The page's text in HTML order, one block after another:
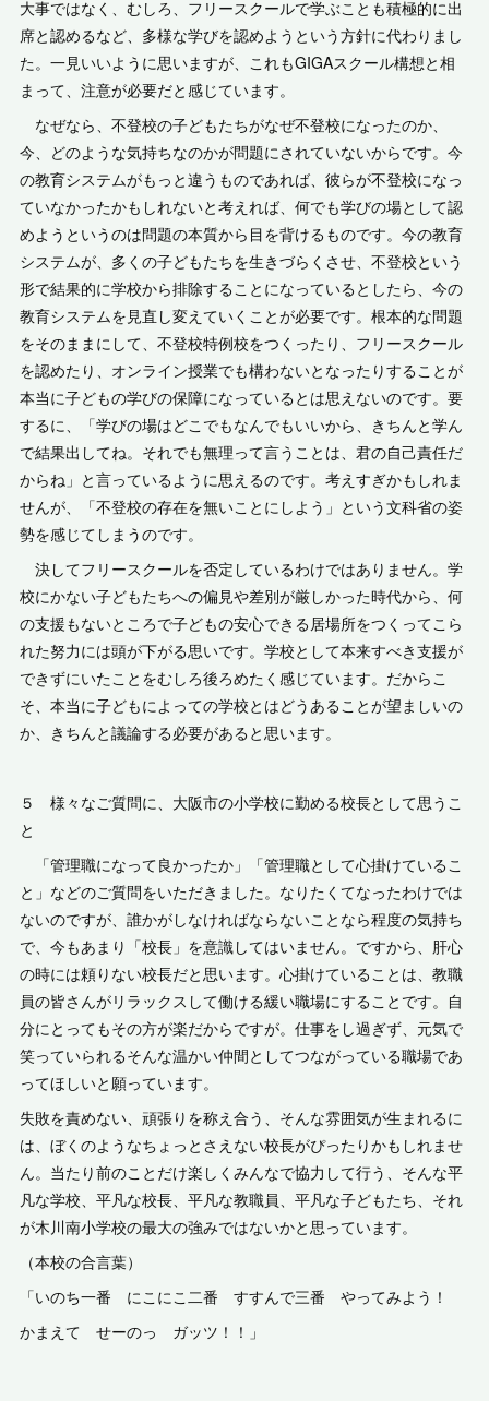
大事ではなく、むしろ、フリースクールで学ぶことも積極的に出
席と認めるなど、多様な学びを認めようという方針に代わりまし
た。一見いいように思いますが、これもGIGAスクール構想と相
まって、注意が必要だと感じています。
なぜなら、不登校の子どもたちがなぜ不登校になったのか、
今、どのような気持ちなのかが問題にされていないからです。今
の教育システムがもっと違うものであれば、彼らが不登校になっ
ていなかったかもしれないと考えれば、何でも学びの場として認
めようというのは問題の本質から目を背けるものです。今の教育
システムが、多くの子どもたちを生きづらくさせ、不登校という
形で結果的に学校から排除することになっているとしたら、今の
教育システムを見直し変えていくことが必要です。根本的な問題
をそのままにして、不登校特例校をつくったり、フリースクール
を認めたり、オンライン授業でも構わないとなったりすることが
本当に子どもの学びの保障になっているとは思えないのです。要
するに、「学びの場はどこでもなんでもいいから、きちんと学ん
で結果出してね。それでも無理って言うことは、君の自己責任だ
からね」と言っているように思えるのです。考えすぎかもしれま
せんが、「不登校の存在を無いことにしよう」という文科省の姿
勢を感じてしまうのです。
決してフリースクールを否定しているわけではありません。学
校にかない子どもたちへの偏見や差別が厳しかった時代から、何
の支援もないところで子どもの安心できる居場所をつくってこら
れた努力には頭が下がる思いです。学校として本来すべき支援が
できずにいたことをむしろ後ろめたく感じています。だからこ
そ、本当に子どもによっての学校とはどうあることが望ましいの
か、きちんと議論する必要があると思います。
５ 様々なご質問に、大阪市の小学校に勤める校長として思うこ
と
「管理職になって良かったか」「管理職として心掛けているこ
と」などのご質問をいただきました。なりたくてなったわけでは
ないのですが、誰かがしなければならないことなら程度の気持ち
で、今もあまり「校長」を意識してはいません。ですから、肝心
の時には頼りない校長だと思います。心掛けていることは、教職
員の皆さんがリラックスして働ける緩い職場にすることです。自
分にとってもその方が楽だからですが。仕事をし過ぎず、元気で
笑っていられるそんな温かい仲間としてつながっている職場であ
ってほしいと願っています。
失敗を責めない、頑張りを称え合う、そんな雰囲気が生まれるに
は、ぼくのようなちょっとさえない校長がぴったりかもしれませ
ん。当たり前のことだけ楽しくみんなで協力して行う、そんな平
凡な学校、平凡な校長、平凡な教職員、平凡な子どもたち、それ
が木川南小学校の最大の強みではないかと思っています。
（本校の合言葉）
「いのち一番 にこにこ二番 すすんで三番 やってみよう！
かまえて せーのっ ガッツ！！」